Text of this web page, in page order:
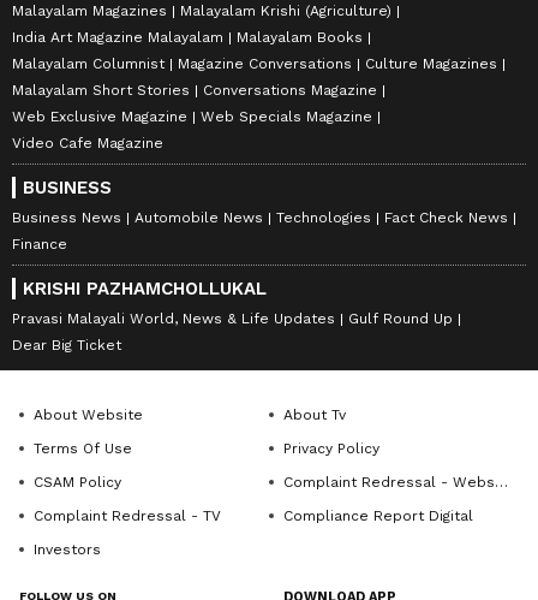
Malayalam Magazines
Malayalam Krishi (Agriculture)
India Art Magazine Malayalam
Malayalam Books
Malayalam Columnist
Magazine Conversations
Culture Magazines
Malayalam Short Stories
Conversations Magazine
Web Exclusive Magazine
Web Specials Magazine
Video Cafe Magazine
BUSINESS
Business News Automobile News Technologies
Fact Check News
Finance
KRISHI PAZHAMCHOLLUKAL
Pravasi Malayali World, News & Life Updates
Gulf Round Up
Dear Big Ticket
About Website
About Tv
Terms Of Use
Privacy Policy
CSAM Policy
Complaint Redressal - Website
Complaint Redressal - TV
Compliance Report Digital
Investors
FOLLOW US ON DOWNLOAD APP